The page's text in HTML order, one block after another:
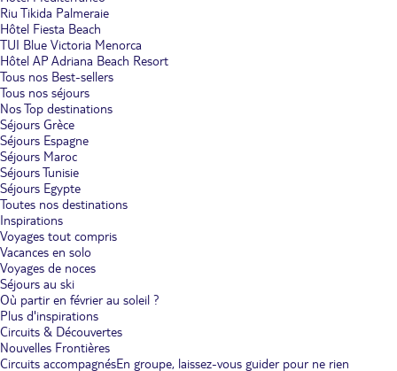
Riu Tikida Palmeraie
Hôtel Fiesta Beach
TUI Blue Victoria Menorca
Hôtel AP Adriana Beach Resort
Tous nos Best-sellers
Tous nos séjours
Nos Top destinations
Séjours Grèce
Séjours Espagne
Séjours Maroc
Séjours Tunisie
Séjours Egypte
Toutes nos destinations
Inspirations
Voyages tout compris
Vacances en solo
Voyages de noces
Séjours au ski
Où partir en février au soleil ?
Plus d'inspirations
Circuits & Découvertes
Nouvelles Frontières
Circuits accompagnésEn groupe, laissez-vous guider pour ne rien